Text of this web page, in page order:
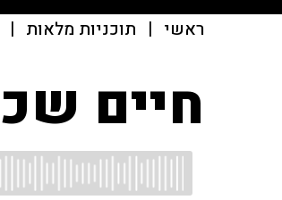
ראשי | תוכניות מלאות |
חיים